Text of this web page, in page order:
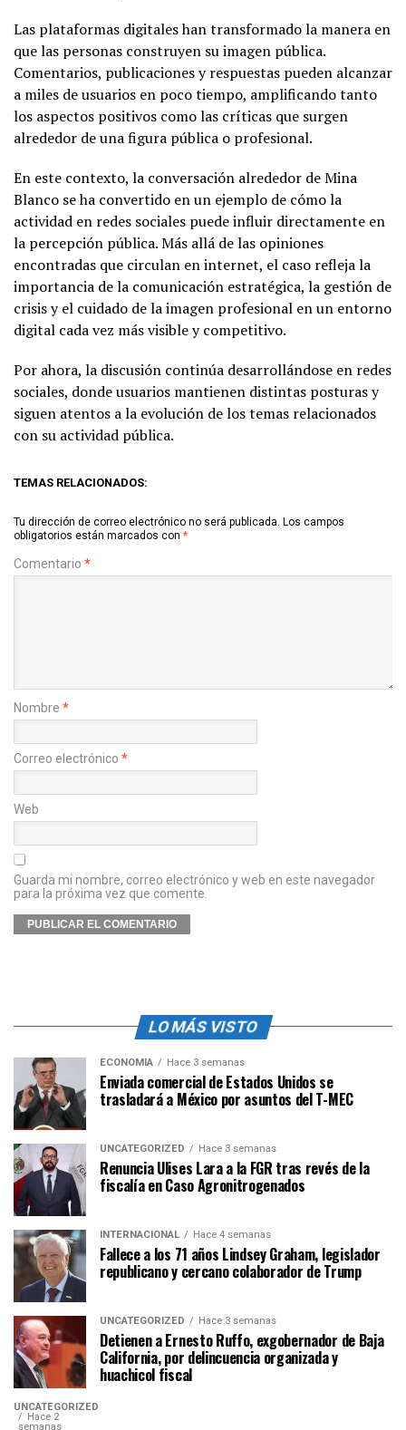
Las plataformas digitales han transformado la manera en
que las personas construyen su imagen pública.
Comentarios, publicaciones y respuestas pueden alcanzar
a miles de usuarios en poco tiempo, amplificando tanto
los aspectos positivos como las críticas que surgen
alrededor de una figura pública o profesional.
En este contexto, la conversación alrededor de Mina
Blanco se ha convertido en un ejemplo de cómo la
actividad en redes sociales puede influir directamente en
la percepción pública. Más allá de las opiniones
encontradas que circulan en internet, el caso refleja la
importancia de la comunicación estratégica, la gestión de
crisis y el cuidado de la imagen profesional en un entorno
digital cada vez más visible y competitivo.
Por ahora, la discusión continúa desarrollándose en redes
sociales, donde usuarios mantienen distintas posturas y
siguen atentos a la evolución de los temas relacionados
con su actividad pública.
TEMAS RELACIONADOS:
Tu dirección de correo electrónico no será publicada. Los campos
obligatorios están marcados con *
Comentario *
Nombre *
Correo electrónico *
Web
Guarda mi nombre, correo electrónico y web en este navegador
para la próxima vez que comente.
LO MÁS VISTO
ECONOMÍA Hace 3 semanas
Enviada comercial de Estados Unidos se
trasladará a México por asuntos del T-MEC
UNCATEGORIZED Hace 3 semanas
Renuncia Ulises Lara a la FGR tras revés de la
fiscalía en Caso Agronitrogenados
INTERNACIONAL Hace 4 semanas
Fallece a los 71 años Lindsey Graham, legislador
republicano y cercano colaborador de Trump
UNCATEGORIZED Hace 3 semanas
Detienen a Ernesto Ruffo, exgobernador de Baja
California, por delincuencia organizada y
huachicol fiscal
UNCATEGORIZED
Hace 2
semanas